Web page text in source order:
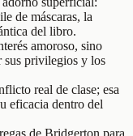
de máscaras, la
del libro.
amoroso, sino
sus privilegios y los
real de clase; esa
eficacia dentro del
de Bridgerton para